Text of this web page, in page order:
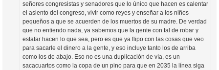
señores congresistas y senadores que lo único que hacen es calentar
el asiento del congreso, vivir como reyes y enseñar a los niños
pequeños a que se acuerden de los muertos de su madre. De verdad
que no entiendo nada, ya sabemos que la gente con tal de robar y
estafar hacen lo que sea, pero es que ya flipo con las cosas que veo
para sacarle el dinero a la gente, y eso incluye tanto los de arriba
como los de abajo. Eso no es una duplicación de vía, es un
sacacuartos como la copa de un pino para que en 2035 la línea siga